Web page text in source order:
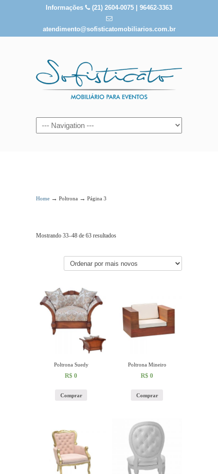
Informações (21) 2604-0075 | 96462-3363
atendimento@sofisticatomobiliarios.com.br
Home → Poltrona → Página 3
Mostrando 33–48 de 63 resultados
Poltrona Suedy
R$ 0
Comprar
Poltrona Mineiro
R$ 0
Comprar